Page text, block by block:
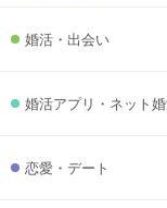
婚活・出会い
婚活アプリ・ネット
恋愛・デート